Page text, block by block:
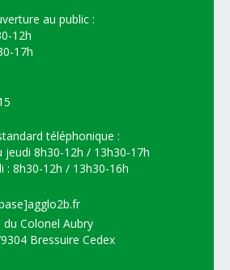
au public :
12h
17h
téléphonique :
jeudi 8h30-12h / 13h30-17h
: 8h30-12h / 13h30-16h
Colonel Aubry
Bressuire Cedex